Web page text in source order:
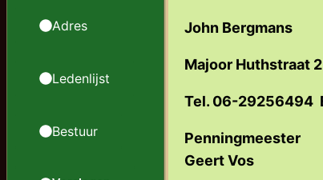
Adres
Ledenlijst
Bestuur
John Bergmans
Majoor Huthstraat
Tel. 06-29256494
Penningmeester
Geert Vos